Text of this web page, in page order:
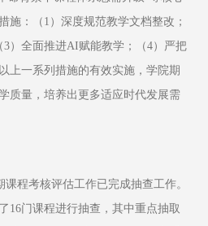
施：（1）深度规范教学文档整改；
3）全面推进AI赋能教学；（4）严把
上一系列措施的有效实施，学院期
质量，培养出更多适应时代发展需
课程考核评估工作已完成抽查工作。
16门课程进行抽查，其中重点抽取